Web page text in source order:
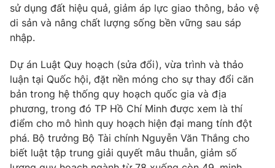
sử dụng đất hiệu quả, giảm áp lực giao thông, bảo vệ
di sản và nâng chất lượng sống bền vững sau sáp
nhập.
Dự án Luật Quy hoạch (sửa đổi), vừa trình và thảo
luận tại Quốc hội, đặt nền móng cho sự thay đổi căn
bản trong hệ thống quy hoạch quốc gia và địa
phương, trong đó TP Hồ Chí Minh được xem là thí
điểm cho mô hình quy hoạch hiện đại mang tính đột
phá. Bộ trưởng Bộ Tài chính Nguyễn Văn Thắng cho
biết luật tập trung giải quyết mâu thuẫn, giảm số